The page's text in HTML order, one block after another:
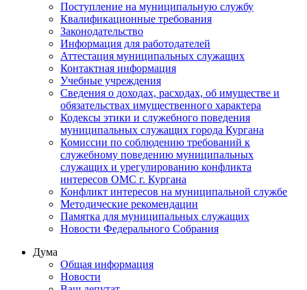
Поступление на муниципальную службу
Квалификационные требования
Законодательство
Информация для работодателей
Аттестация муниципальных служащих
Контактная информация
Учебные учреждения
Сведения о доходах, расходах, об имуществе и
обязательствах имущественного характера
Кодексы этики и служебного поведения
муниципальных служащих города Кургана
Комиссии по соблюдению требований к
служебному поведению муниципальных
служащих и урегулированию конфликта
интересов ОМС г. Кургана
Конфликт интересов на муниципальной службе
Методические рекомендации
Памятка для муниципальных служащих
Новости Федерального Cобрания
Дума
Общая информация
Новости